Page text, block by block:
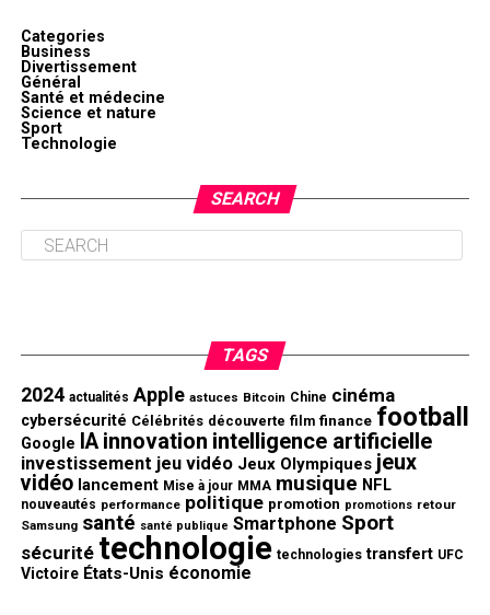
Categories
Business
Divertissement
Général
Santé et médecine
Science et nature
Sport
Technologie
SEARCH
TAGS
2024 actualités Apple astuces Bitcoin Chine cinéma
cybersécurité Célébrités découverte film finance football
Google IA innovation intelligence artificielle
investissement jeu vidéo Jeux Olympiques jeux
vidéo lancement Mise à jour MMA musique NFL
nouveautés performance politique promotion promotions retour
Samsung santé santé publique Smartphone Sport
sécurité technologie technologies transfert UFC
Victoire États-Unis économie